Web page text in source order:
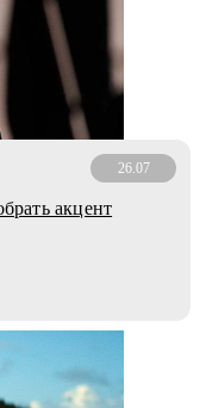
26.07
акцент